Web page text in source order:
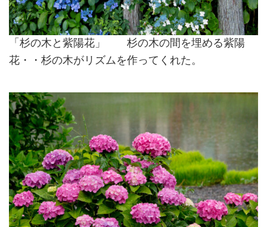
「杉の木と紫陽花」 杉の木の間を埋める紫陽
花・・杉の木がリズムを作ってくれた。